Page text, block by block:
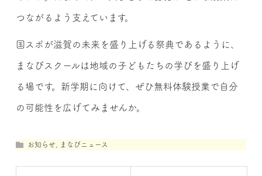
つながるよう支えています。
国スポが滋賀の未来を盛り上げる祭典であるように、
まなびスクールは地域の子どもたちの学びを盛り上げ
る場です。新学期に向けて、ぜひ無料体験授業で自分
の可能性を広げてみませんか。
お知らせ まなびニュース